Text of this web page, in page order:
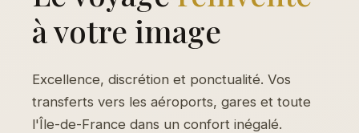
à votre image
Excellence, discrétion et ponctualité. Vos
transferts vers les aéroports, gares et toute
l'Île-de-France dans un confort inégalé.